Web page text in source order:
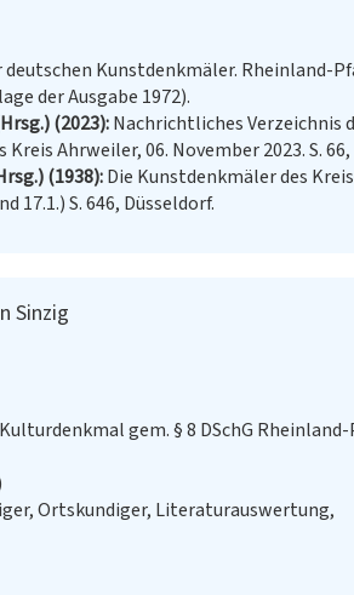
deutschen Kunstdenkmäler. Rheinland-
der Ausgabe 1972).
(2023) Nachrichtliches Verzeichnis
Ahrweiler, 06. November 2023. S. 66,
(1938) Die Kunstdenkmäler des
17.1.) S. 646, Düsseldorf.
Sinzig
gem. § 8 DSchG
Ortskundiger, Literaturauswertung,